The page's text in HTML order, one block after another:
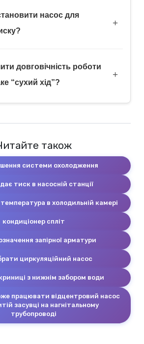
насос для
довговічність роботи
“сухий хід”?
також
системи охолодження
тиск в насосній станції
в холодильній камері
кондиціонер спліт
запірної арматури
циркуляційний насос
з нижнім забором води
працювати відцентровий насос
засувці на нагнітальному
трубопроводі